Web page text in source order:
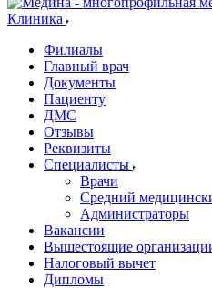
Клиника
Филиалы
Главный врач
Документы
Пациенту
ДМС
Отзывы
Реквизиты
Специалисты
Врачи
Средний
Администраторы
Вакансии
Вышестоящие
Налоговый вычет
Дипломы